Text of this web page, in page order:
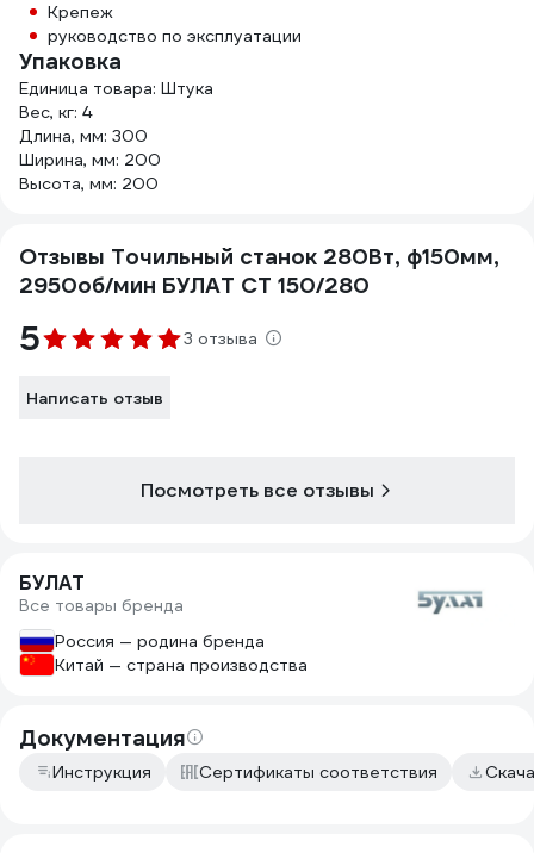
Крепеж
руководство по эксплуатации
Упаковка
Единица товара: Штука
Вес, кг: 4
Длина, мм: 300
Ширина, мм: 200
Высота, мм: 200
Отзывы Точильный станок 280Вт, ф150мм,
2950об/мин БУЛАТ СТ 150/280
5 3 отзыва
Написать отзыв
Посмотреть все отзывы
БУЛАТ
Все товары бренда
Россия — родина бренда
Китай — страна производства
Документация
Инструкция Сертификаты соответствия